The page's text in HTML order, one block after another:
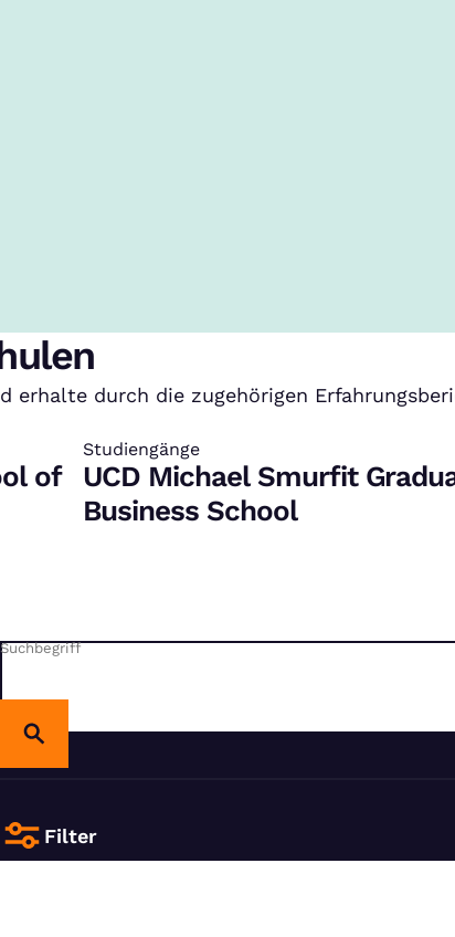
erhalte durch die zugehörigen
of
Studiengänge
:
UCD Michael Smurfit
Business School
Suchbegriff
Filter